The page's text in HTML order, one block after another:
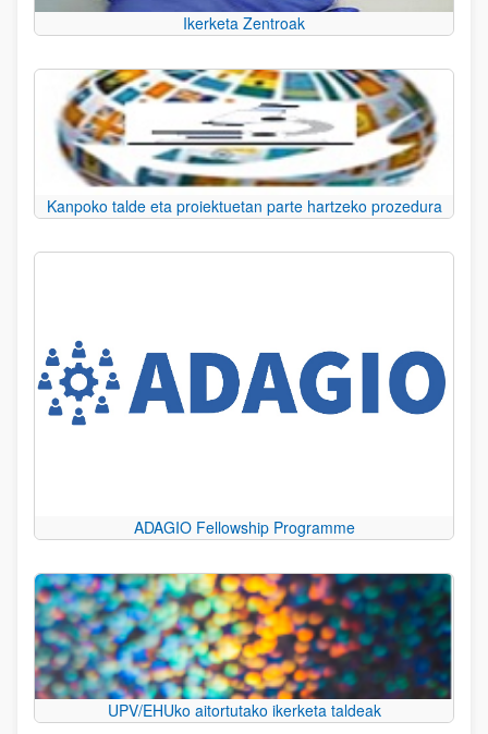
Ikerketa Zentroak
Kanpoko talde eta proiektuetan parte hartzeko prozedura
ADAGIO Fellowship Programme
UPV/EHUko aitortutako ikerketa taldeak